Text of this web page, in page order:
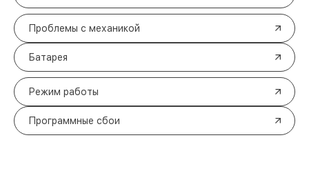
Проблемы с механикой
Батарея
Режим работы
Программные сбои